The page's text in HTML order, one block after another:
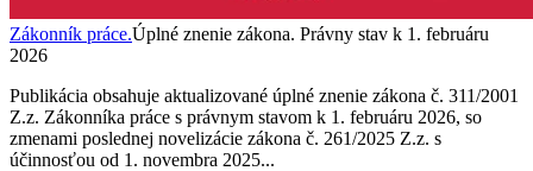
Zákonník práce.Úplné znenie zákona. Právny stav k 1. februáru
2026
Publikácia obsahuje aktualizované úplné znenie zákona č. 311/2001
Z.z. Zákonníka práce s právnym stavom k 1. februáru 2026, so
zmenami poslednej novelizácie zákona č. 261/2025 Z.z. s
účinnosťou od 1. novembra 2025...